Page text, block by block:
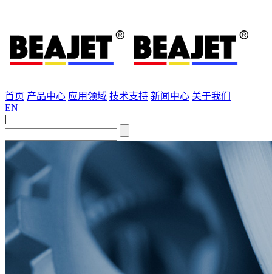
首页 产品中心 应用领域 技术支持 新闻中心 关于我们
EN
|